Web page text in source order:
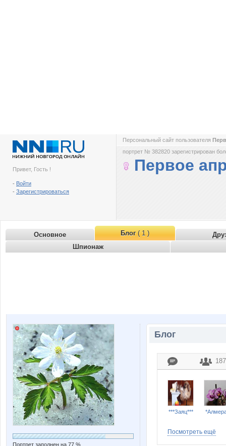
Привет, Гость !
- Войти
- Зарегистрироваться
Персональный сайт пользователя
портрет № 382820 зарегистрирован
Первое
Основное Блог( 1 )
Шпионаж
Портрет заполнен на 77 %
Блог
187
***Заяц***
Посмотреть ещё